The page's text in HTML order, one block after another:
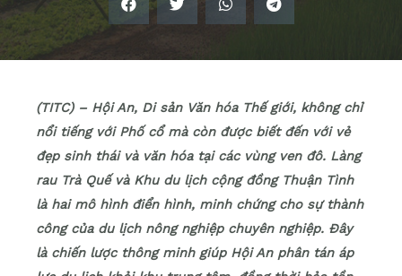
(TITC) – Hội An, Di sản Văn hóa Thế giới, không chỉ
nổi tiếng với Phố cổ mà còn được biết đến với vẻ
đẹp sinh thái và văn hóa tại các vùng ven đô. Làng
rau Trà Quế và Khu du lịch cộng đồng Thuận Tình
là hai mô hình điển hình, minh chứng cho sự thành
công của du lịch nông nghiệp chuyên nghiệp. Đây
là chiến lược thông minh giúp Hội An phân tán áp